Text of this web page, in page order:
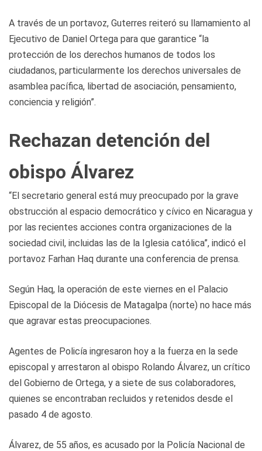
A través de un portavoz, Guterres reiteró su llamamiento al
Ejecutivo de Daniel Ortega para que garantice “la
protección de los derechos humanos de todos los
ciudadanos, particularmente los derechos universales de
asamblea pacífica, libertad de asociación, pensamiento,
conciencia y religión”.
Rechazan detención del
obispo Álvarez
“El secretario general está muy preocupado por la grave
obstrucción al espacio democrático y cívico en Nicaragua y
por las recientes acciones contra organizaciones de la
sociedad civil, incluidas las de la Iglesia católica”, indicó el
portavoz Farhan Haq durante una conferencia de prensa.
Según Haq, la operación de este viernes en el Palacio
Episcopal de la Diócesis de Matagalpa (norte) no hace más
que agravar estas preocupaciones.
Agentes de Policía ingresaron hoy a la fuerza en la sede
episcopal y arrestaron al obispo Rolando Álvarez, un crítico
del Gobierno de Ortega, y a siete de sus colaboradores,
quienes se encontraban recluidos y retenidos desde el
pasado 4 de agosto.
Álvarez, de 55 años, es acusado por la Policía Nacional de